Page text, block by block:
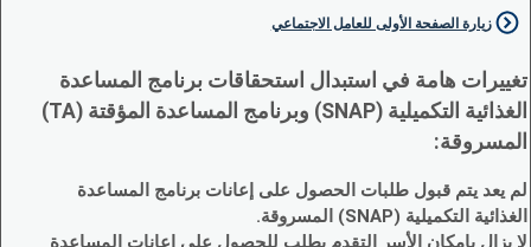
زيارة الصفحة الأولى للعامل الاجتماعي
تغييرات هامة في استبدال استحقاقات برنامج المساعدة
الغذائية التكميلية (SNAP) وبرنامج المساعدة المؤقتة (TA)
المسروقة:
لم يعد يتم قبول طلبات الحصول على إعانات برنامج المساعدة
الغذائية التكميلية (SNAP) المسروقة.
لا يزال بإمكان الأسر التقدم بطلب للحصول على إعانات المساعدة